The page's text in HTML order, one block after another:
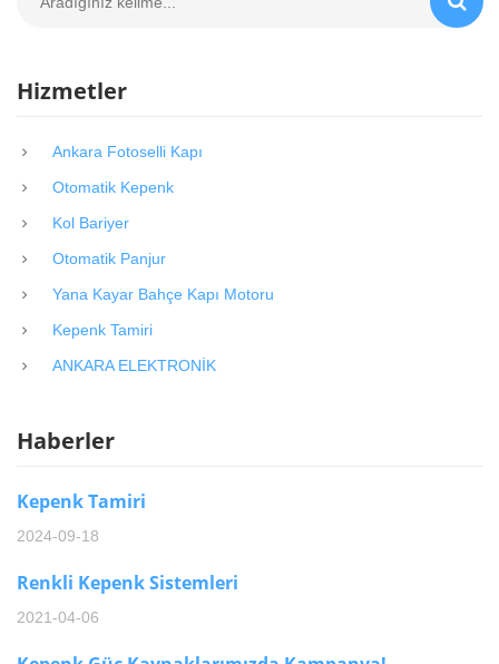
Hizmetler
Ankara Fotoselli Kapı
Otomatik Kepenk
Kol Bariyer
Otomatik Panjur
Yana Kayar Bahçe Kapı Motoru
Kepenk Tamiri
ANKARA ELEKTRONİK
Haberler
Kepenk Tamiri
2024-09-18
Renkli Kepenk Sistemleri
2021-04-06